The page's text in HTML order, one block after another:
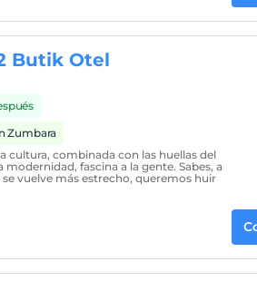
Butik Otel
Zumbara
cultura, combinada con las huellas del
modernidad, fascina a la gente. Sabes, a
vuelve más estrecho, queremos huir